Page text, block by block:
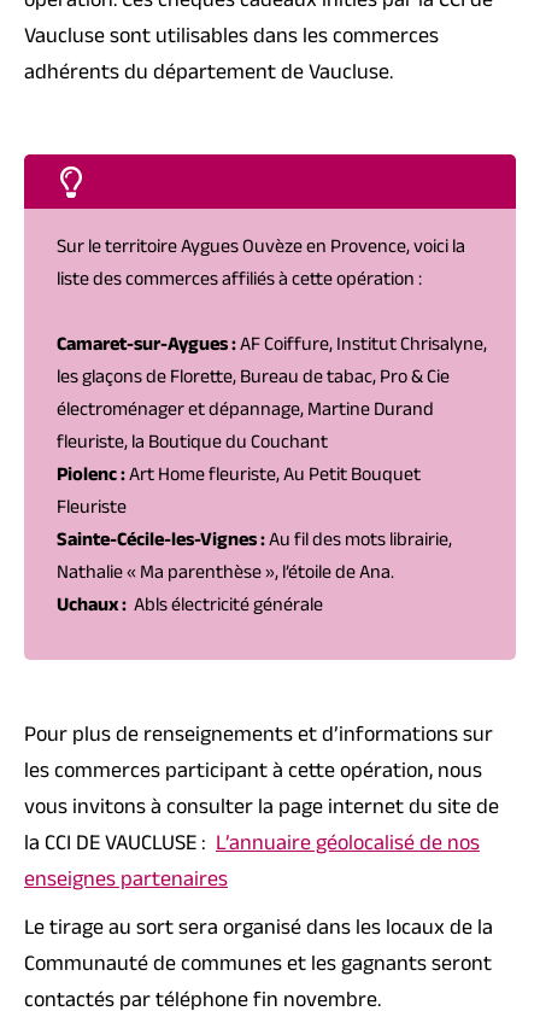
Vaucluse sont utilisables dans les commerces
adhérents du département de Vaucluse.
Sur le territoire Aygues Ouvèze en Provence, voici la
liste des commerces affiliés à cette opération :
Camaret-sur-Aygues :AF Coiffure, Institut Chrisalyne,
les glaçons de Florette, Bureau de tabac, Pro & Cie
électroménager et dépannage, Martine Durand
fleuriste, la Boutique du Couchant
Piolenc :Art Home fleuriste, Au Petit Bouquet
Fleuriste
Sainte-Cécile-les-Vignes :Au fil des mots librairie,
Nathalie « Ma parenthèse », l’étoile de Ana.
Uchaux : Abls électricité générale
Pour plus de renseignements et d’informations sur
les commerces participant à cette opération, nous
vous invitons à consulter la page internet du site de
la CCI DE VAUCLUSE : L’annuaire géolocalisé de nos
enseignes partenaires
Le tirage au sort sera organisé dans les locaux de la
Communauté de communes et les gagnants seront
contactés par téléphone fin novembre.